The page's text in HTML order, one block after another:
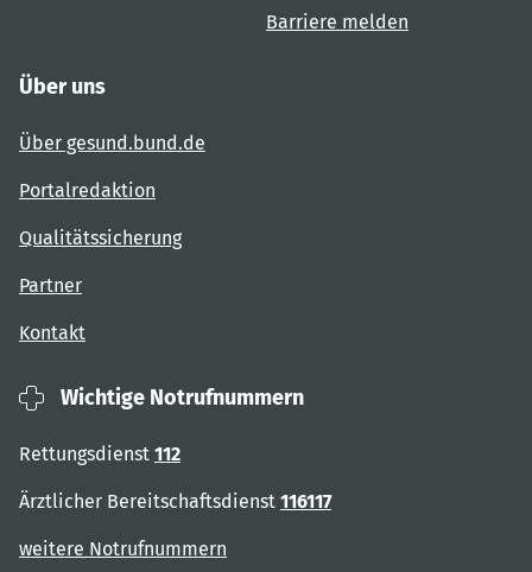
Barriere melden
Über uns
Über gesund.bund.de
Portalredaktion
Qualitätssicherung
Partner
Kontakt
Wichtige Notrufnummern
Rettungsdienst 112
Ärztlicher Bereitschaftsdienst 116117
weitere Notrufnummern